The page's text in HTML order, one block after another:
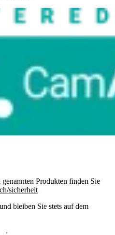
Produkten finden Sie
sicherheit
bleiben Sie stets auf dem